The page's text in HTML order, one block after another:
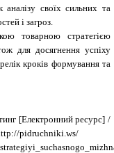
аналізу своїх сильних та
і загроз.
товарною стратегією
для досягнення успіху
кроків формування та
[Електронний ресурс] /
pidruchniki.ws/